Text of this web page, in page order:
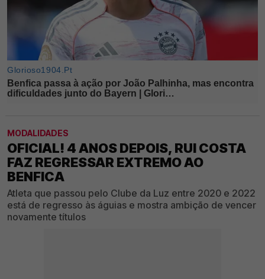
MODALIDADES
OFICIAL! 4 ANOS DEPOIS, RUI COSTA
FAZ REGRESSAR EXTREMO AO
BENFICA
Atleta que passou pelo Clube da Luz entre 2020 e 2022
está de regresso às águias e mostra ambição de vencer
novamente títulos